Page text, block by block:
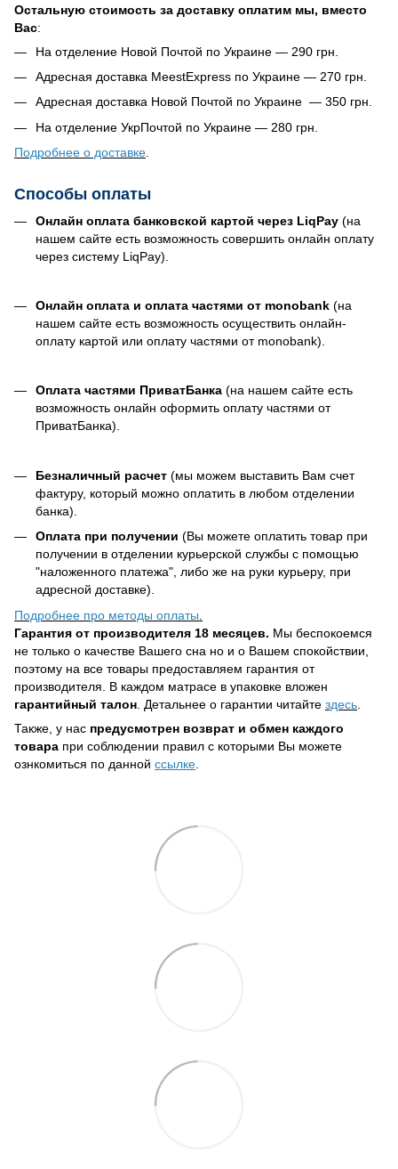
Остальную стоимость за доставку оплатим мы, вместо
Вас:
На отделение Новой Почтой по Украине — 290 грн.
Адресная доставка MeestExpress по Украине — 270 грн.
Адресная доставка Новой Почтой по Украине — 350 грн.
На отделение УкрПочтой по Украине — 280 грн.
Подробнее о доставке
Способы оплаты
Онлайн оплата банковской картой через LiqPay (на
нашем сайте есть возможность совершить онлайн оплату
через систему LiqPay).
Онлайн оплата и оплата частями от monobank (на
нашем сайте есть возможность осуществить онлайн-
оплату картой или оплату частями от monobank).
Оплата частями ПриватБанка (на нашем сайте есть
возможность онлайн оформить оплату частями от
ПриватБанка).
Безналичный расчет (мы можем выставить Вам счет
фактуру, который можно оплатить в любом отделении
банка).
Оплата при получении (Вы можете оплатить товар при
получении в отделении курьерской службы с помощью
"наложенного платежа", либо же на руки курьеру, при
адресной доставке).
Подробнее про методы оплаты
Гарантия от производителя 18 месяцев. Мы беспокоемся
не только о качестве Вашего сна но и о Вашем спокойствии,
поэтому на все товары предоставляем гарантия от
производителя. В каждом матрасе в упаковке вложен
гарантийный талон . Детальнее о гарантии читайте здесь
Также, у нас предусмотрен возврат и обмен каждого
товара при соблюдении правил с которыми Вы можете
ознкомиться по данной ссылке